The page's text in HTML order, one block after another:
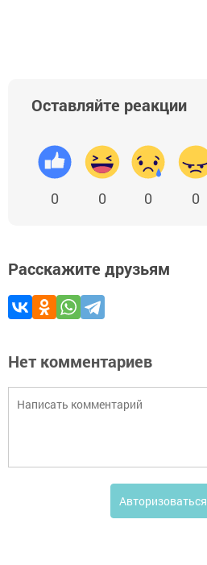
Оставляйте реакции
0 0 0 0
Расскажите друзьям
Нет комментариев
Авторизоваться